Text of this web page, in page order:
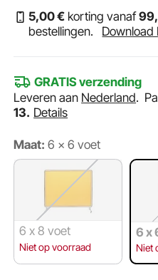
5,00€ korting vanaf99
bestellingen.
Download
GRATIS verzending
Leveren aan Nederland.
13. Details
Maat: 6 x 6 voet
6 x 8 voet
Niet op voorraad
6 x
Niet